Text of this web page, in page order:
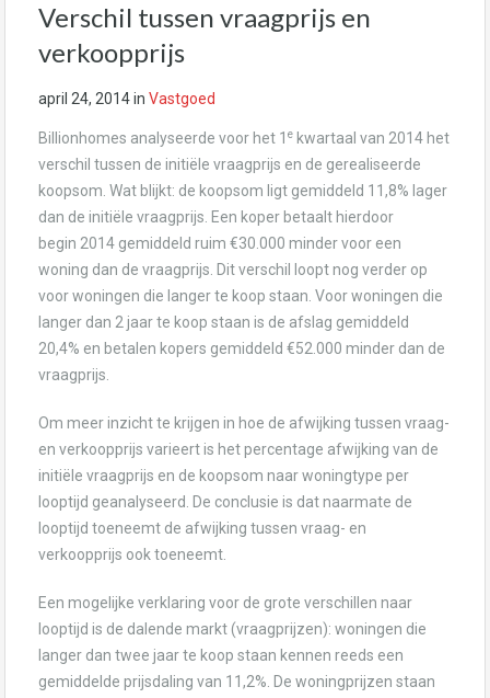
Verschil tussen vraagprijs en
verkoopprijs
april 24, 2014in Vastgoed
Billionhomes analyseerde voor het 1 e kwartaal van 2014 het
verschil tussen de initiële vraagprijs en de gerealiseerde
koopsom. Wat blijkt: de koopsom ligt gemiddeld 11,8% lager
dan de initiële vraagprijs. Een koper betaalt hierdoor
begin 2014 gemiddeld ruim €30.000 minder voor een
woning dan de vraagprijs. Dit verschil loopt nog verder op
voor woningen die langer te koop staan. Voor woningen die
langer dan 2 jaar te koop staan is de afslag gemiddeld
20,4% en betalen kopers gemiddeld €52.000 minder dan de
vraagprijs.
Om meer inzicht te krijgen in hoe de afwijking tussen vraag-
en verkoopprijs varieert is het percentage afwijking van de
initiële vraagprijs en de koopsom naar woningtype per
looptijd geanalyseerd. De conclusie is dat naarmate de
looptijd toeneemt de afwijking tussen vraag- en
verkoopprijs ook toeneemt.
Een mogelijke verklaring voor de grote verschillen naar
looptijd is de dalende markt (vraagprijzen): woningen die
langer dan twee jaar te koop staan kennen reeds een
gemiddelde prijsdaling van 11,2%. De woningprijzen staan